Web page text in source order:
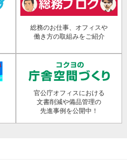
総務のお仕事、オフィスや
働き方の取組みをご紹介
官公庁オフィスにおける
文書削減や備品管理の
先進事例を公開中！